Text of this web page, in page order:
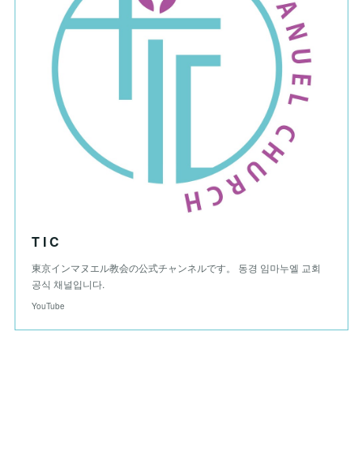
T I C
東京インマヌエル教会の公式チャンネルです。 동경 임마누엘 교회
공식 채널입니다.
YouTube